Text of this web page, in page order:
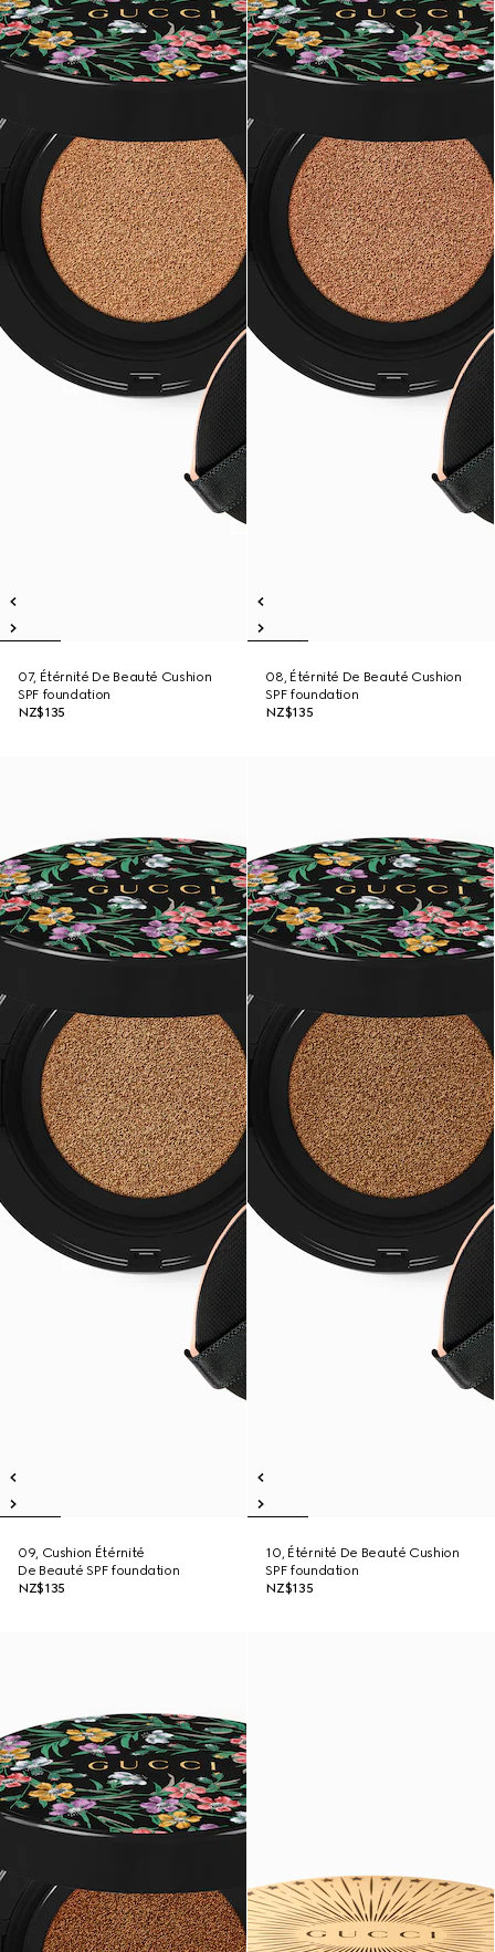
07, Étérnité De Beauté Cushion
SPF foundation
NZ$135
08, Étérnité De Beauté Cushion
SPF foundation
NZ$135
09, Cushion Étérnité
De Beauté SPF foundation
NZ$135
10, Étérnité De Beauté Cushion
SPF foundation
NZ$135